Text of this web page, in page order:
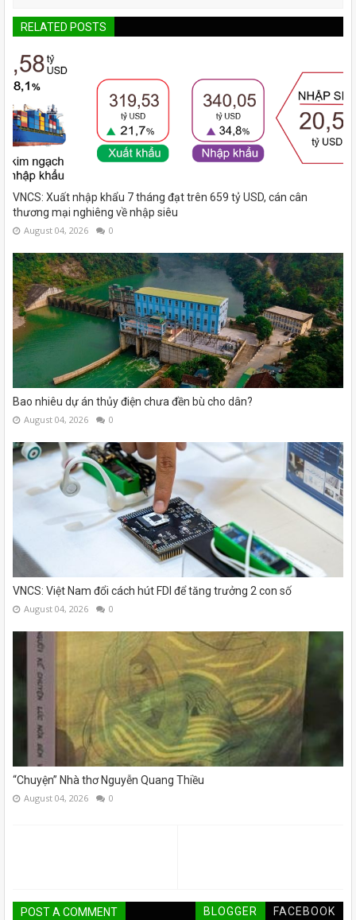
RELATED POSTS
VNCS: Xuất nhập khẩu 7 tháng đạt trên 659 tỷ USD, cán cân
thương mại nghiêng về nhập siêu
August 04, 2026 0
Bao nhiêu dự án thủy điện chưa đền bù cho dân?
August 04, 2026 0
VNCS: Việt Nam đổi cách hút FDI để tăng trưởng 2 con số
August 04, 2026 0
“Chuyện” Nhà thơ Nguyễn Quang Thiều
August 04, 2026 0
POST A COMMENT BLOGGER FACEBOOK